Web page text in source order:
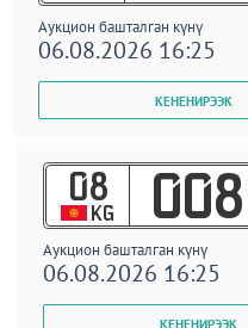
Аукцион башталган күнү
06.08.2026 16:25
08
KG 008
Аукцион башталган күнү
06.08.2026 16:25